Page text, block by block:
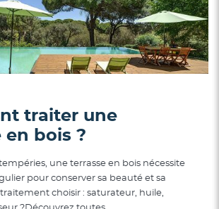
traiter une
en bois ?
une terrasse en bois nécessite
pour conserver sa beauté et sa
choisir : saturateur, huile,